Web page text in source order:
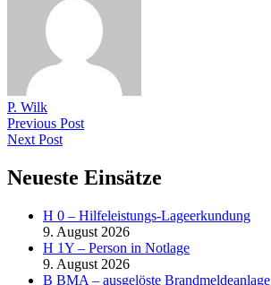
P. Wilk
Previous Post
Next Post
Neueste Einsätze
H 0 – Hilfeleistungs-Lageerkundung
9. August 2026
H 1Y – Person in Notlage
9. August 2026
B BMA – ausgelöste Brandmeldeanlage